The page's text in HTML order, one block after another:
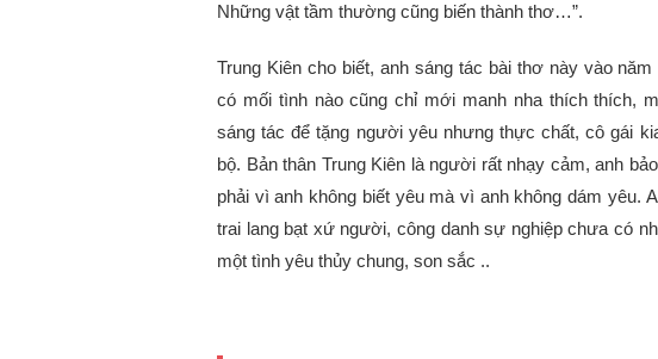
Những vật tầm thường cũng biến thành thơ…”.
Trung Kiên cho biết, anh sáng tác bài thơ này vào
có mối tình nào cũng chỉ mới manh nha thích thích,
sáng tác để tặng người yêu nhưng thực chất, cô gái
bộ. Bản thân Trung Kiên là người rất nhạy cảm, anh
phải vì anh không biết yêu mà vì anh không dám yêu.
trai lang bạt xứ người, công danh sự nghiệp chưa có
một tình yêu thủy chung, son sắc ..